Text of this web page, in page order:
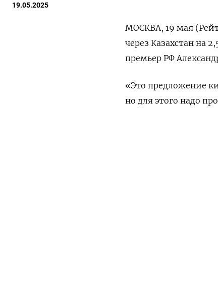
19.05.2025
МОСКВА, 19 мая
через Казахстан на
премьер РФ
«Это предложение
но для этого надо